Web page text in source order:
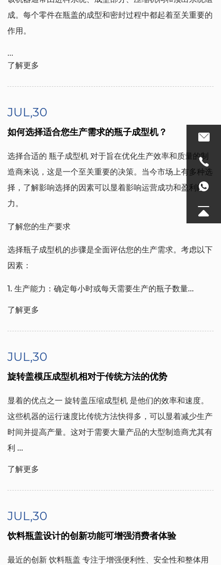
成。每个零件在瓶盖的成型和密封过程中都起着至关重要的
作用。
...
了解更多
JUL,30
如何选择适合您生产需求的瓶子成型机？
选择合适的 瓶子成型机 对于旨在优化生产效率和质量的制
造商来说，这是一个至关重要的决策。当今市场上有多种选
择，了解影响选择的因素可以显着影响运营成功和盈利能
力。
了解您的生产要求
选择瓶子成型机的步骤是全面评估您的生产需求。考虑以下
因素：
1. 生产能力：确定每小时或每天需要生产的瓶子数量...
了解更多
JUL,30
旋转盖模压成型机相对于传统方法的优势
显着的优点之一 旋转盖压缩成型机 是他们的效率和速度。
这些机器的运行速度比传统方法快得多，可以显着减少生产
时间并提高产量。这对于需要大量产品的大型制造商尤其有
利 ...
了解更多
JUL,30
饮料瓶盖设计的创新功能可增强消费者体验
最近的创新 饮料瓶盖 专注于增强便利性、安全性和整体用